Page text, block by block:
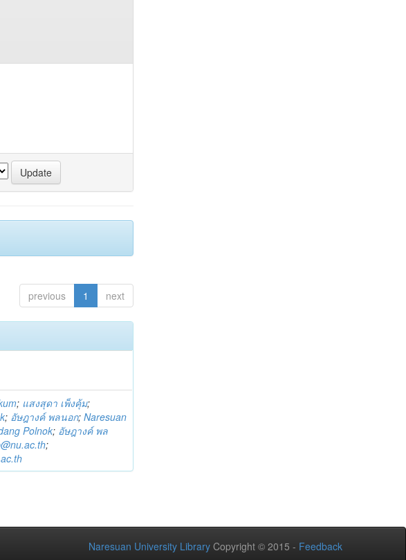
previous 1 next
; แสงสุดา เพ็งคุ้ม;
; อัษฎางค์ พลนอก;Naresuan
Polnok; อัษฎางค์ พล
;
Naresuan University Library Copyright © 2015 - Feedback